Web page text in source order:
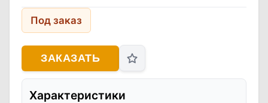
Под заказ
ЗАКАЗАТЬ
Характеристики